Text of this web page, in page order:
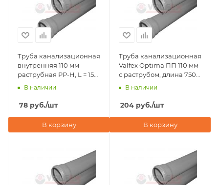
Труба канализационная
внутренняя 110 мм
раструбная PP-H, L = 150
мм, Valfex Optima
В наличии
78 руб./шт
В корзину
Труба канализационная
Valfex Optima ПП 110 мм
с раструбом, длина 750
ммВ наличии
204 руб./шт
В корзину